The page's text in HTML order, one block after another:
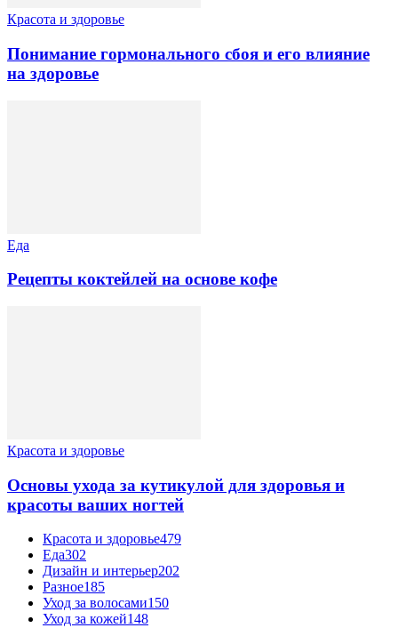
Красота и здоровье
Понимание гормонального сбоя и его влияние
на здоровье
Еда
Рецепты коктейлей на основе кофе
Красота и здоровье
Основы ухода за кутикулой для здоровья и
красоты ваших ногтей
Красота и здоровье479
Еда302
Дизайн и интерьер202
Разное185
Уход за волосами150
Уход за кожей148